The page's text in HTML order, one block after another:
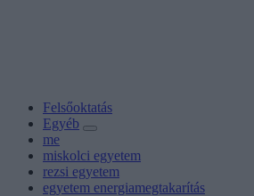
Felsőoktatás
Egyéb
me
miskolci egyetem
rezsi egyetem
egyetem energiamegtakarítás